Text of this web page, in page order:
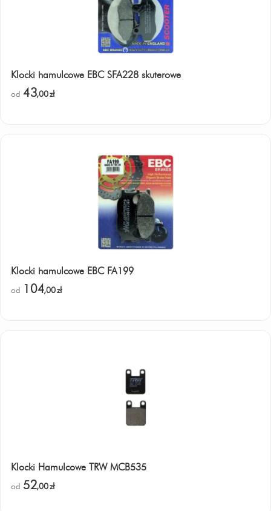
Klocki hamulcowe EBC SFA228 skuterowe
od 43,00zł
Klocki hamulcowe EBC FA199
od 104,00zł
Klocki Hamulcowe TRW MCB535
od 52,00zł